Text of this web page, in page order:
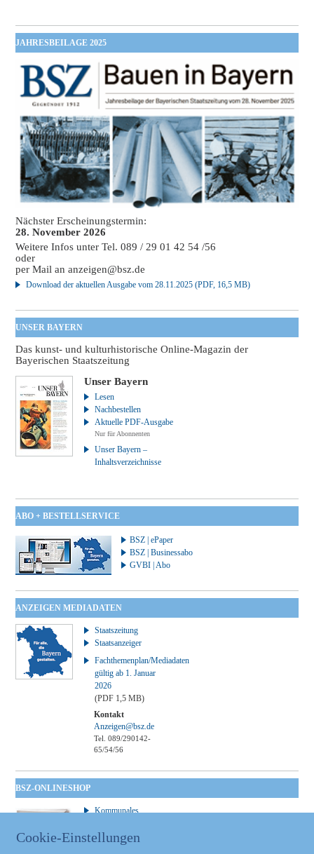
JAHRESBEILAGE 2025
Nächster Erscheinungstermin:
28. November 2026
Weitere Infos unter Tel. 089 / 29 01 42 54 /56
oder
per Mail ananzeigen@bsz.de
Download der aktuellen Ausgabe vom 28.11.2025 (PDF, 16,5 MB)
UNSER BAYERN
Das kunst- und kulturhistorische Online-Magazin der
Bayerischen Staatszeitung
Unser Bayern
Lesen
Nachbestellen
Aktuelle PDF-Ausgabe
Nur für Abonnenten
Unser Bayern –
Inhaltsverzeichnisse
ABO + BESTELLSERVICE
BSZ | ePaper
BSZ | Businessabo
GVBI | Abo
ANZEIGEN MEDIADATEN
Staatszeitung
Staatsanzeiger
Fachthemenplan/Mediadaten
gültig ab 1. Januar
2026
(PDF 1,5 MB)
Kontakt
Anzeigen@bsz.de
Tel. 089/290142-
65/54/56
BSZ-ONLINESHOP
Kommunales
GVBl | Einbanddecke
Cookie-Einstellungen